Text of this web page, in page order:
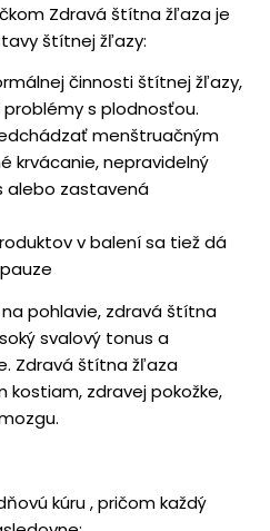
Zdravá štítna žľaza je
štítnej žľazy:
činnosti štítnej žľazy,
s plodnosťou.
menštruačným
krvácanie, nepravidelný
alebo zastavená
v balení sa tiež dá
pohlavie, zdravá štítna
svalový tonus a
Zdravá štítna žľaza
kostiam, zdravej pokožke,
kúru , pričom každý